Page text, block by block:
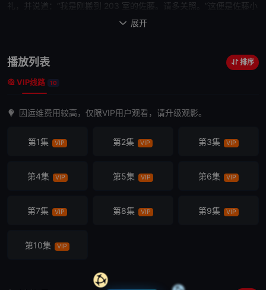
礼，并说道：“我是刚搬到 203 室的佐藤。请多关照。”这便是佐藤小
太郎，他今年四岁，搬来清水公寓一个人生活。他将一把玩具佩剑别
来，直到自己能和父母一起生活的那天到来。
 展开
播放列表 排序
VIP线路 10
因运维费用较高，仅限VIP用户观看，请升级观影。
第1集 VIP 第2集 VIP 第3集 VIP
第4集 VIP 第5集 VIP 第6集 VIP
第7集 VIP 第8集 VIP 第9集 VIP
第10集 VIP